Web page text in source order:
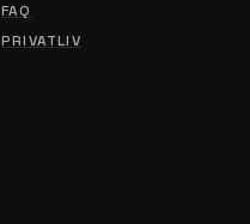
FAQ
PRIVATLIVPRIVACY POLICY